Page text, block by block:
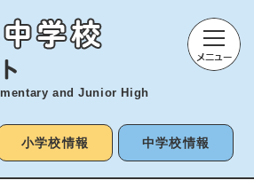
andJunior High
小学校情報 中学校情報